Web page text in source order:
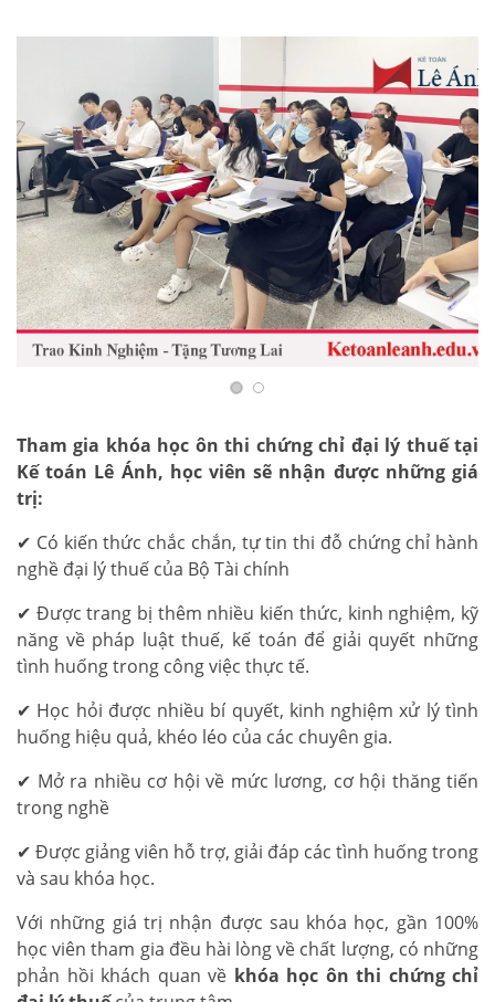
Tham gia khóa học ôn thi chứng chỉ đại lý thuế tại
Kế toán Lê Ánh, học viên sẽ nhận được những giá
trị:
✔ Có kiến thức chắc chắn, tự tin thi đỗ chứng chỉ hành
nghề đại lý thuế của Bộ Tài chính
✔ Được trang bị thêm nhiều kiến thức, kinh nghiệm, kỹ
năng về pháp luật thuế, kế toán để giải quyết những
tình huống trong công việc thực tế.
✔ Học hỏi được nhiều bí quyết, kinh nghiệm xử lý tình
huống hiệu quả, khéo léo của các chuyên gia.
✔ Mở ra nhiều cơ hội về mức lương, cơ hội thăng tiến
trong nghề
✔ Được giảng viên hỗ trợ, giải đáp các tình huống trong
và sau khóa học.
Với những giá trị nhận được sau khóa học, gần 100%
học viên tham gia đều hài lòng về chất lượng, có những
phản hồi khách quan về khóa học ôn thi chứng chỉ